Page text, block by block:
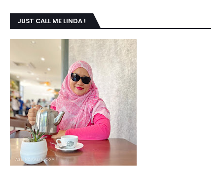
JUST CALL ME LINDA !